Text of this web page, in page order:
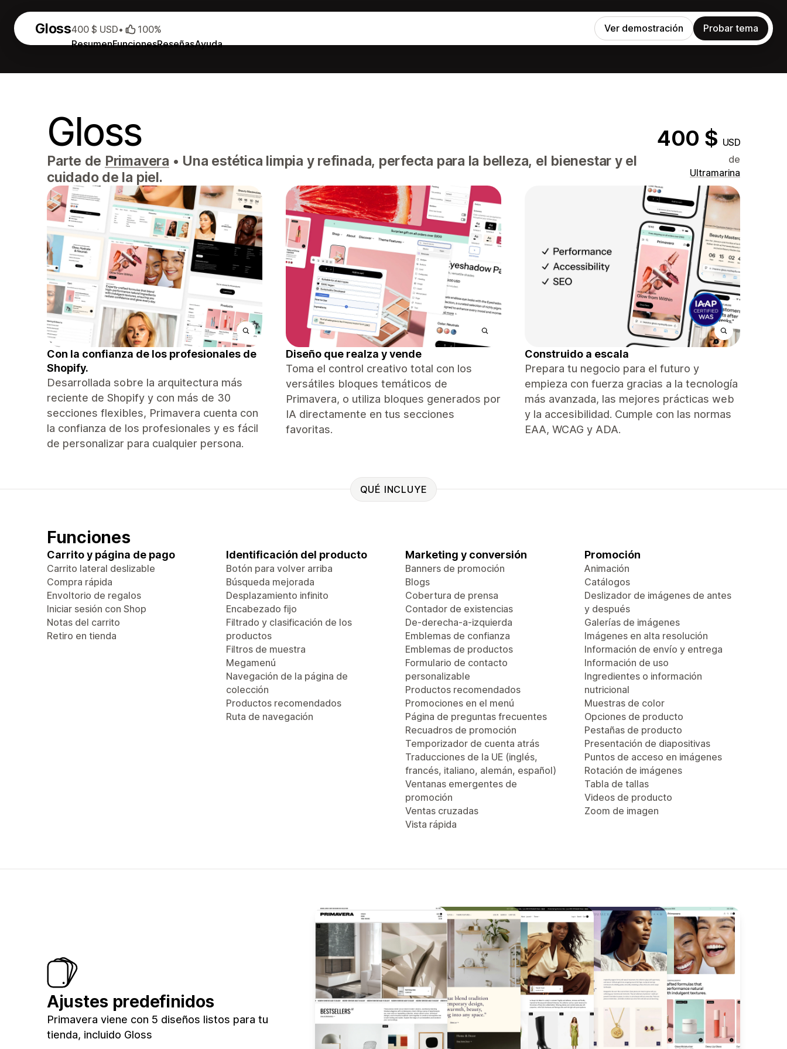
Gloss
ResumenFuncionesReseñasAyuda
400 $ USD• 100% Ver demostración Probar tema
Gloss 400 $ USD
Parte de Primavera • Una estética limpia y refinada, perfecta para la belleza, el bienestar y el
cuidado de la piel.
de
Ultramarina
Con la confianza de los profesionales de
Shopify.
Desarrollada sobre la arquitectura más
reciente de Shopify y con más de 30
secciones flexibles, Primavera cuenta con
la confianza de los profesionales y es fácil
de personalizar para cualquier persona.
Diseño que realza y vende
Toma el control creativo total con los
versátiles bloques temáticos de
Primavera, o utiliza bloques generados por
IA directamente en tus secciones
favoritas.
Construido a escala
Prepara tu negocio para el futuro y
empieza con fuerza gracias a la tecnología
más avanzada, las mejores prácticas web
y la accesibilidad. Cumple con las normas
EAA, WCAG y ADA.
QUÉ INCLUYE
Funciones
Carrito y página de pago
Carrito lateral deslizable
Compra rápida
Envoltorio de regalos
Iniciar sesión con Shop
Notas del carrito
Retiro en tienda
Identificación del producto
Botón para volver arriba
Búsqueda mejorada
Desplazamiento infinito
Encabezado fijo
Filtrado y clasificación de los
productos
Filtros de muestra
Megamenú
Navegación de la página de
colección
Productos recomendados
Ruta de navegación
Marketing y conversión
Banners de promoción
Blogs
Cobertura de prensa
Contador de existencias
De-derecha-a-izquierda
Emblemas de confianza
Emblemas de productos
Formulario de contacto
personalizable
Productos recomendados
Promociones en el menú
Página de preguntas frecuentes
Recuadros de promoción
Temporizador de cuenta atrás
Traducciones de la UE (inglés,
francés, italiano, alemán, español)
Ventanas emergentes de
promoción
Ventas cruzadas
Vista rápida
Promoción
Animación
Catálogos
Deslizador de imágenes de antes
y después
Galerías de imágenes
Imágenes en alta resolución
Información de envío y entrega
Información de uso
Ingredientes o información
nutricional
Muestras de color
Opciones de producto
Pestañas de producto
Presentación de diapositivas
Puntos de acceso en imágenes
Rotación de imágenes
Tabla de tallas
Videos de producto
Zoom de imagen
Ajustes predefinidos
Primavera viene con 5 diseños listos para tu
tienda, incluido Gloss